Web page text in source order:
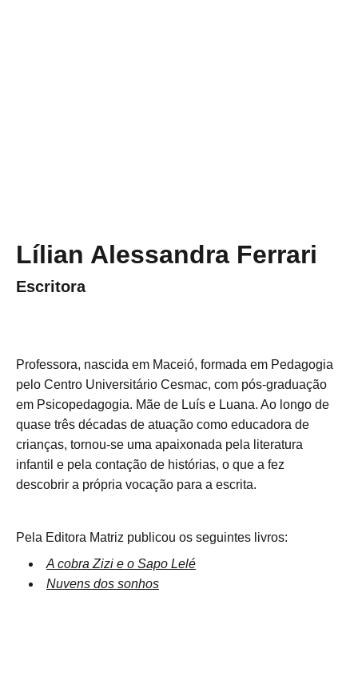
Lílian Alessandra Ferrari
Escritora
Professora, nascida em Maceió, formada em Pedagogia
pelo Centro Universitário Cesmac, com pós-graduação
em Psicopedagogia. Mãe de Luís e Luana. Ao longo de
quase três décadas de atuação como educadora de
crianças, tornou-se uma apaixonada pela literatura
infantil e pela contação de histórias, o que a fez
descobrir a própria vocação para a escrita.
Pela Editora Matriz publicou os seguintes livros:
A cobra Zizi e o Sapo Lelé
Nuvens dos sonhos